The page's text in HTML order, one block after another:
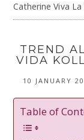
Catherine Viva
TREND
VIDA
10 JANUARY
Table of